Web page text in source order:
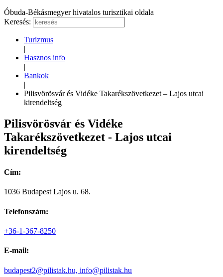
Óbuda-Békásmegyer hivatalos turisztikai oldala
Keresés:
Turizmus
|
Hasznos info
|
Bankok
|
Pilisvörösvár és Vidéke Takarékszövetkezet – Lajos utcai
kirendeltség
Pilisvörösvár és Vidéke
Takarékszövetkezet - Lajos utcai
kirendeltség
Cím:
1036 Budapest Lajos u. 68.
Telefonszám:
+36-1-367-8250
E-mail:
budapest2@pilistak.hu, info@pilistak.hu